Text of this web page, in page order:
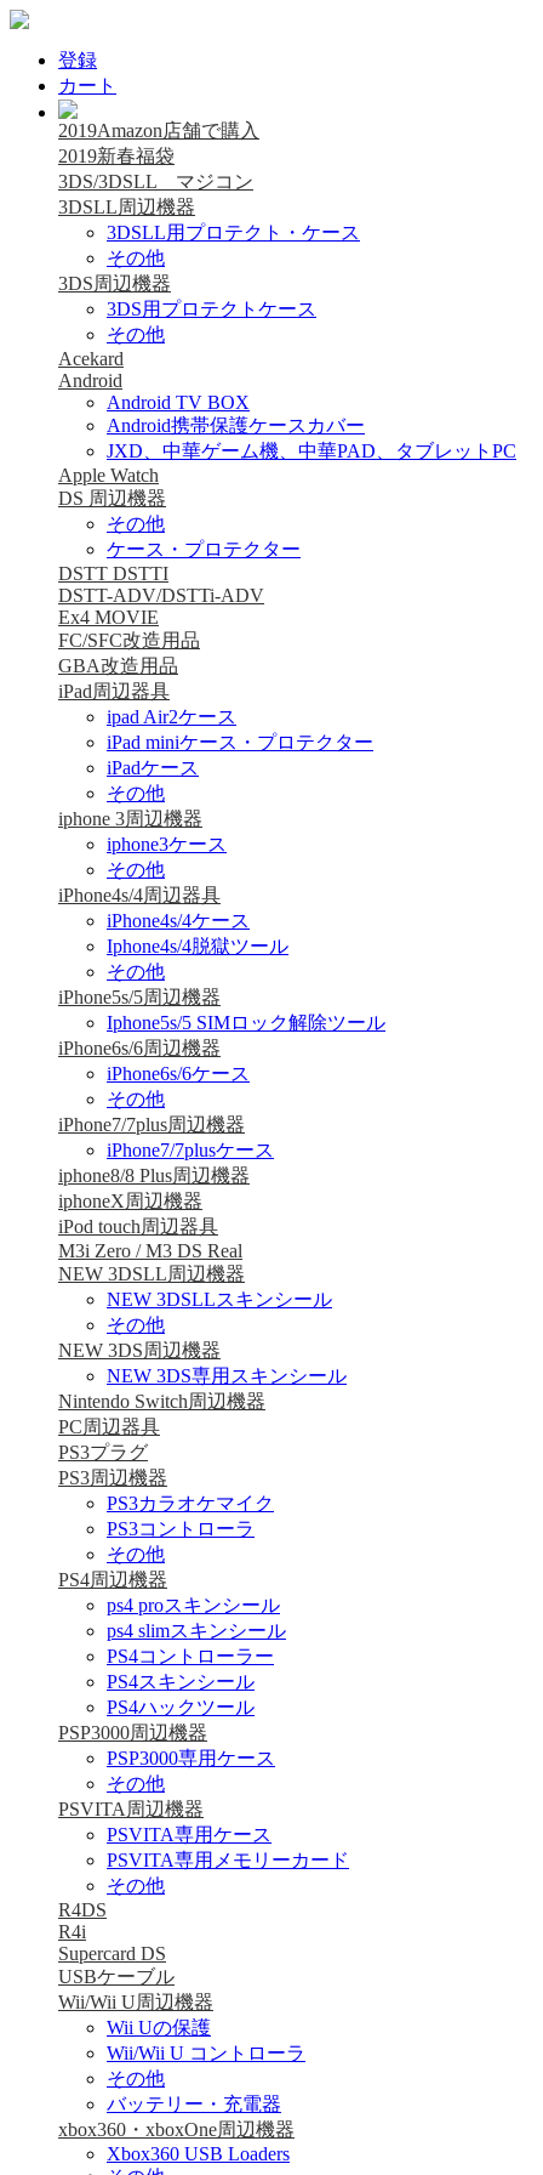
登録
カート
2019Amazon店舗で購入
2019新春福袋
3DS/3DSLL マジコン
3DSLL周辺機器
3DSLL用プロテクト・ケース
その他
3DS周辺機器
3DS用プロテクトケース
その他
Acekard
Android
Android TV BOX
Android携帯保護ケースカバー
JXD、中華ゲーム機、中華PAD、タブレットPC
Apple Watch
DS 周辺機器
その他
ケース・プロテクター
DSTT DSTTI
DSTT-ADV/DSTTi-ADV
Ex4 MOVIE
FC/SFC改造用品
GBA改造用品
iPad周辺器具
ipad Air2ケース
iPad miniケース・プロテクター
iPadケース
その他
iphone 3周辺機器
iphone3ケース
その他
iPhone4s/4周辺器具
iPhone4s/4ケース
Iphone4s/4脱獄ツール
その他
iPhone5s/5周辺機器
Iphone5s/5 SIMロック解除ツール
iPhone6s/6周辺機器
iPhone6s/6ケース
その他
iPhone7/7plus周辺機器
iPhone7/7plusケース
iphone8/8 Plus周辺機器
iphoneX周辺機器
iPod touch周辺器具
M3i Zero / M3 DS Real
NEW 3DSLL周辺機器
NEW 3DSLLスキンシール
その他
NEW 3DS周辺機器
NEW 3DS専用スキンシール
Nintendo Switch周辺機器
PC周辺器具
PS3プラグ
PS3周辺機器
PS3カラオケマイク
PS3コントローラ
その他
PS4周辺機器
ps4 proスキンシール
ps4 slimスキンシール
PS4コントローラー
PS4スキンシール
PS4ハックツール
PSP3000周辺機器
PSP3000専用ケース
その他
PSVITA周辺機器
PSVITA専用ケース
PSVITA専用メモリーカード
その他
R4DS
R4i
Supercard DS
USBケーブル
Wii/Wii U周辺機器
Wii Uの保護
Wii/Wii U コントローラ
その他
バッテリー・充電器
xbox360・xboxOne周辺機器
Xbox360 USB Loaders